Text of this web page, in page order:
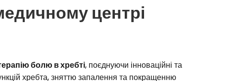
центрі
болю в хребті, поєднуючи інноваційні та
хребта, зняттю запалення та покращенню